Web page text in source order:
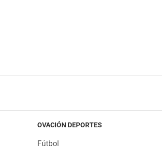
OVACIÓN DEPORTES
Fútbol